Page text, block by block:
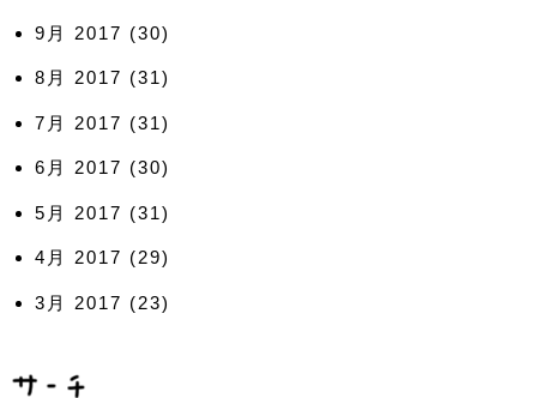
9月 2017 (30)
8月 2017 (31)
7月 2017 (31)
6月 2017 (30)
5月 2017 (31)
4月 2017 (29)
3月 2017 (23)